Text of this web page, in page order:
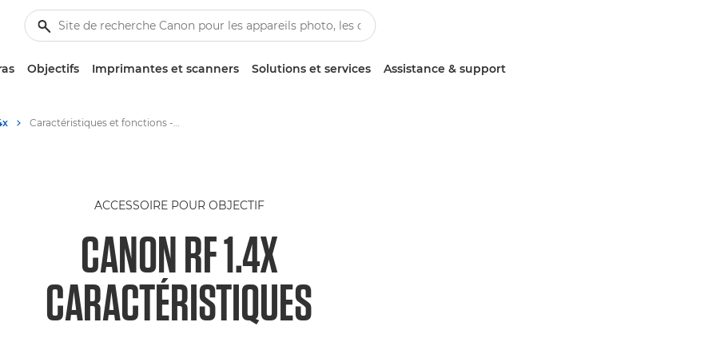
Objectifs Imprimantes et scanners Solutions et services Assistance & support
Caractéristiques et fonctions - Canon Extender RF 1.4x
ACCESSOIRE POUR OBJECTIF
CANON RF 1.4X
CARACTÉRISTIQUES